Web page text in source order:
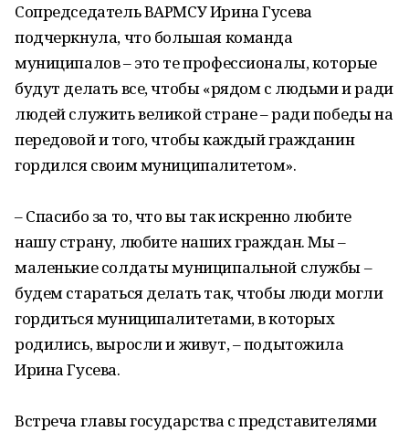
Сопредседатель ВАРМСУ Ирина Гусева
подчеркнула, что большая команда
муниципалов – это те профессионалы, которые
будут делать все, чтобы «рядом с людьми и ради
людей служить великой стране – ради победы на
передовой и того, чтобы каждый гражданин
гордился своим муниципалитетом».
– Спасибо за то, что вы так искренно любите
нашу страну, любите наших граждан. Мы –
маленькие солдаты муниципальной службы –
будем стараться делать так, чтобы люди могли
гордиться муниципалитетами, в которых
родились, выросли и живут, – подытожила
Ирина Гусева.
Встреча главы государства с представителями